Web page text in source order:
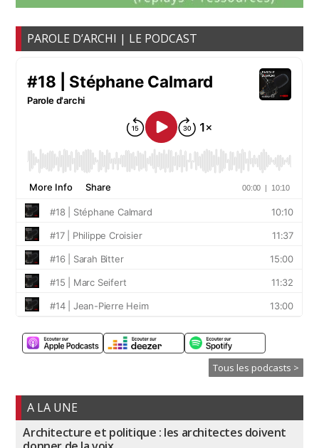
PAROLE D’ARCHI | LE PODCAST
Tous les podcasts >
A LA UNE
Architecture et politique : les architectes doivent